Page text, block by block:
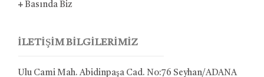
+ Basında Biz
İLETİŞİM BİLGİLERİMİZ
Ulu Cami Mah. Abidinpaşa Cad. No:76 Seyhan/ADANA